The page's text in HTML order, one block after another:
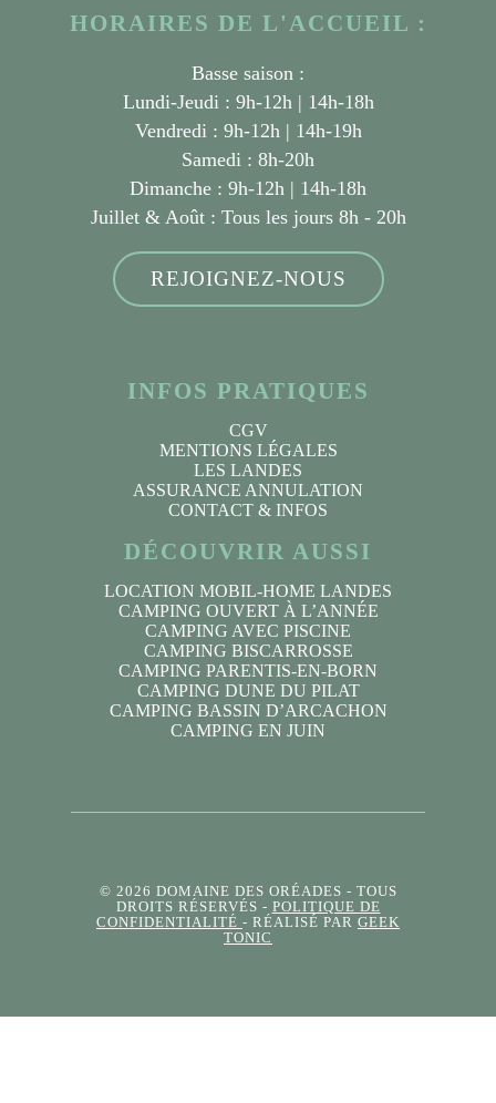
HORAIRES DE L'ACCUEIL :
Basse saison :
Lundi-Jeudi : 9h-12h | 14h-18h
Vendredi : 9h-12h | 14h-19h
Samedi : 8h-20h
Dimanche : 9h-12h | 14h-18h
Juillet & Août : Tous les jours 8h - 20h
REJOIGNEZ-NOUS
INFOS PRATIQUES
CGV
MENTIONS LÉGALES
LES LANDES
ASSURANCE ANNULATION
CONTACT & INFOS
DÉCOUVRIR AUSSI
LOCATION MOBIL-HOME LANDES
CAMPING OUVERT À L’ANNÉE
CAMPING AVEC PISCINE
CAMPING BISCARROSSE
CAMPING PARENTIS-EN-BORN
CAMPING DUNE DU PILAT
CAMPING BASSIN D’ARCACHON
CAMPING EN JUIN
© 2026 DOMAINE DES ORÉADES - TOUS
DROITS RÉSERVÉS - POLITIQUE DE
CONFIDENTIALITÉ - RÉALISÉ PAR GEEK
TONIC